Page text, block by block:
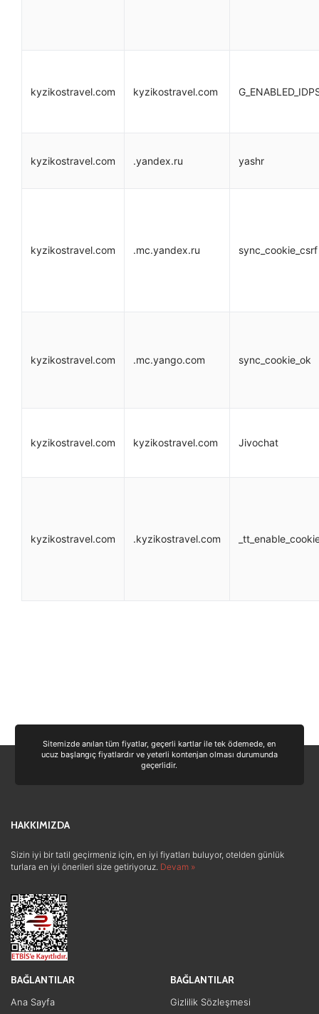
kyzikostravel.com kyzikostravel.com
kyzikostravel.com .yandex.ru yashr
kyzikostravel.com .mc.yandex.ru sync_cookie_csrf
kyzikostravel.com .mc.yango.com sync_cookie_ok
kyzikostravel.com kyzikostravel.com Jivochat
kyzikostravel.com .kyzikostravel.com
Sitemizde anılan tüm fiyatlar, geçerli kartlar ile tek ödemede, en
ucuz başlangıç fiyatlardır ve yeterli kontenjan olması durumunda
geçerlidir.
HAKKIMIZDA
Sizin iyi bir tatil geçirmeniz için, en iyi fiyatları buluyor, otelden günlük
turlara en iyi önerileri size getiriyoruz. Devam »
BAĞLANTILAR
Ana Sayfa
BAĞLANTILAR
Gizlilik Sözleşmesi